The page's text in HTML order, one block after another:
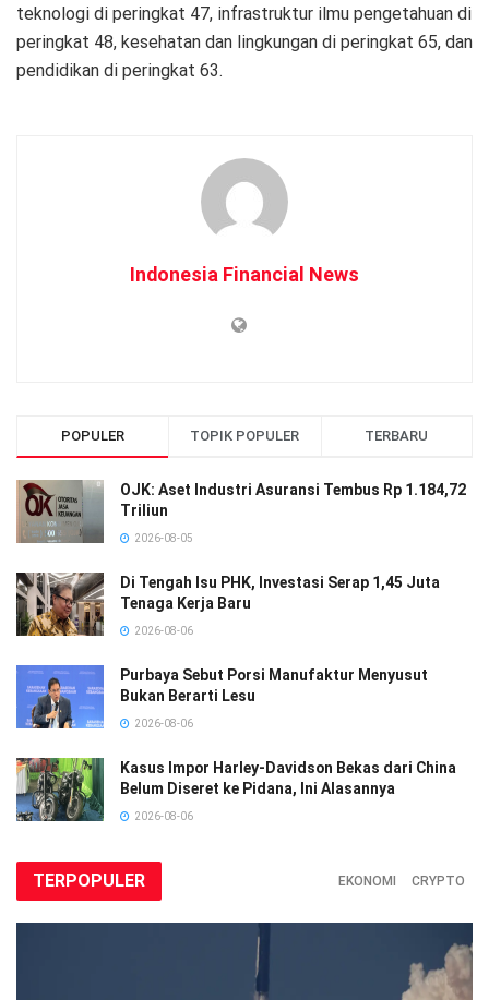
teknologi di peringkat 47, infrastruktur ilmu pengetahuan di
peringkat 48, kesehatan dan lingkungan di peringkat 65, dan
pendidikan di peringkat 63.
Indonesia Financial News
POPULER TOPIK POPULER TERBARU
OJK: Aset Industri Asuransi Tembus Rp 1.184,72
Triliun
2026-08-05
Di Tengah Isu PHK, Investasi Serap 1,45 Juta
Tenaga Kerja Baru
2026-08-06
Purbaya Sebut Porsi Manufaktur Menyusut
Bukan Berarti Lesu
2026-08-06
Kasus Impor Harley-Davidson Bekas dari China
Belum Diseret ke Pidana, Ini Alasannya
2026-08-06
TERPOPULER EKONOMI CRYPTO